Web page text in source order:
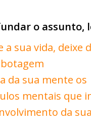
o assunto,
a sua vida, deixe
da sua mente os
mentais que
da